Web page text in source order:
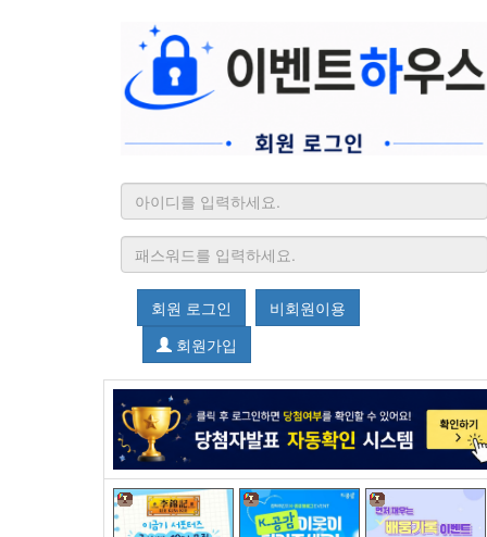
회원 로그인
비회원이용
회원가입